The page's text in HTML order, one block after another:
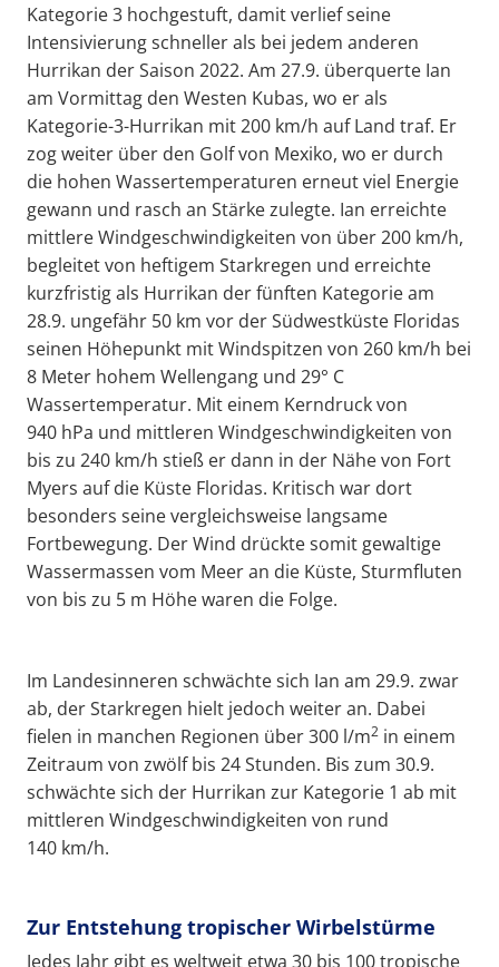
Kategorie 3 hochgestuft, damit verlief seine
Intensivierung schneller als bei jedem anderen
Hurrikan der Saison 2022. Am 27.9. überquerte Ian
am Vormittag den Westen Kubas, wo er als
Kategorie-3-Hurrikan mit 200 km/h auf Land traf. Er
zog weiter über den Golf von Mexiko, wo er durch
die hohen Wassertemperaturen erneut viel Energie
gewann und rasch an Stärke zulegte. Ian erreichte
mittlere Windgeschwindigkeiten von über 200 km/h,
begleitet von heftigem Starkregen und erreichte
kurzfristig als Hurrikan der fünften Kategorie am
28.9. ungefähr 50 km vor der Südwestküste Floridas
seinen Höhepunkt mit Windspitzen von 260 km/h bei
8 Meter hohem Wellengang und 29° C
Wassertemperatur. Mit einem Kerndruck von
940 hPa und mittleren Windgeschwindigkeiten von
bis zu 240 km/h stieß er dann in der Nähe von Fort
Myers auf die Küste Floridas. Kritisch war dort
besonders seine vergleichsweise langsame
Fortbewegung. Der Wind drückte somit gewaltige
Wassermassen vom Meer an die Küste, Sturmfluten
von bis zu 5 m Höhe waren die Folge.
Im Landesinneren schwächte sich Ian am 29.9. zwar
ab, der Starkregen hielt jedoch weiter an. Dabei
fielen in manchen Regionen über 300 l/m2 in einem
Zeitraum von zwölf bis 24 Stunden. Bis zum 30.9.
schwächte sich der Hurrikan zur Kategorie 1 ab mit
mittleren Windgeschwindigkeiten von rund
140 km/h.
Zur Entstehung tropischer Wirbelstürme
Jedes Jahr gibt es weltweit etwa 30 bis 100 tropische